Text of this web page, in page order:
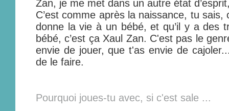
Zan, je me met dans un autre état
C’est comme après la naissance, tu
donne la vie à un bébé, et qu’il y a des
bébé, c’est ça Xaul Zan. C'est pas le
envie de jouer, que t'as envie de
de le faire.
Pourquoi joues-tu avec, si c'est sale ...